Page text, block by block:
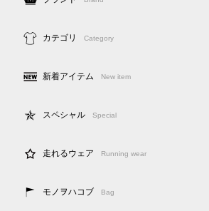
カテゴリ Category
新着アイテム New item
スペシャル Special
走れるウェア Running wear
モノヲハコブ Bag